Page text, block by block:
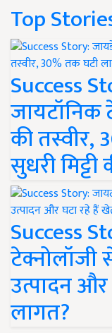
Top
Success
जायटॉनिक
की
सुधरी
Success
उत्पादन
लागत?